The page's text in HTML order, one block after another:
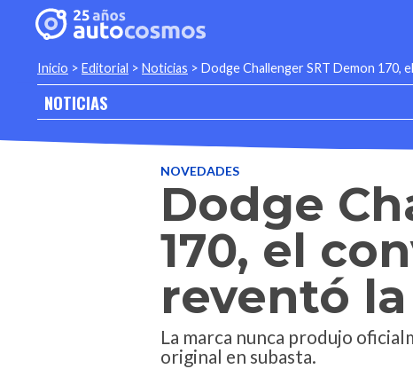
Inicio > Editorial > Noticias > Dodge Challenger SRT Demon 170,
NOTICIAS
NOVEDADES
Dodge
170, el
reventó
La marca nunca produjo
original en subasta.